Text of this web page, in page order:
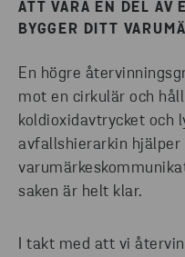
ATT VARA EN DEL AV
BYGGER DITT
En högre
mot en cirkulär och
koldioxidavtrycket och
avfallshierarkin
saken är helt klar.
I takt med att vi